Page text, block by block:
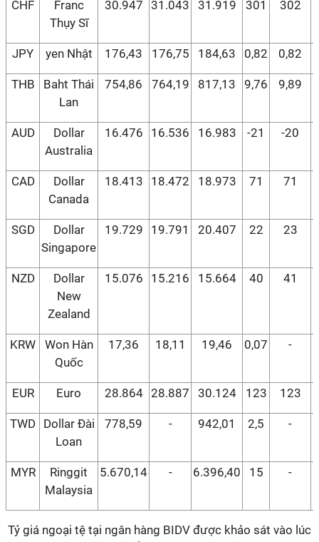
CHF
Franc
Thụy Sĩ
30.947 31.043 31.919 301 302
JPY yen Nhật 176,43 176,75 184,63 0,82 0,82
THB
Baht Thái
Lan
754,86 764,19 817,13 9,76 9,89
AUD
Dollar
Australia
16.476 16.536 16.983 -21 -20
CAD
Dollar
Canada
18.413 18.472 18.973 71 71
SGD
Dollar
Singapore
19.729 19.791 20.407 22 23
NZD
Dollar
New
Zealand
15.076 15.216 15.664 40 41
KRW
Won Hàn
Quốc
17,36 18,11 19,46 0,07 -
EUR Euro 28.864 28.887 30.124 123 123
TWD Dollar Đài
Loan
778,59 - 942,01 2,5 -
MYR
Ringgit
Malaysia
5.670,14 - 6.396,40 15 -
Tỷ giá ngoại tệ tại ngân hàng BIDV được khảo sát vào lúc